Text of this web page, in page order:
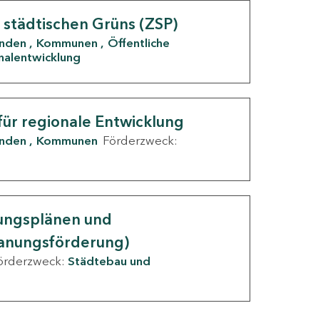
Grüns (ZSP)
Kommunen
Öffentliche
regionale Entwicklung
Kommunen Förderzweck:
und
Städtebau und